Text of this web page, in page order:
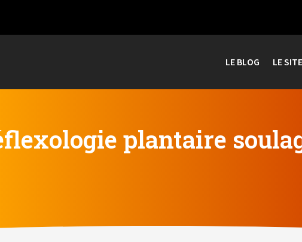
LE BLOG LE SITE
plantaire